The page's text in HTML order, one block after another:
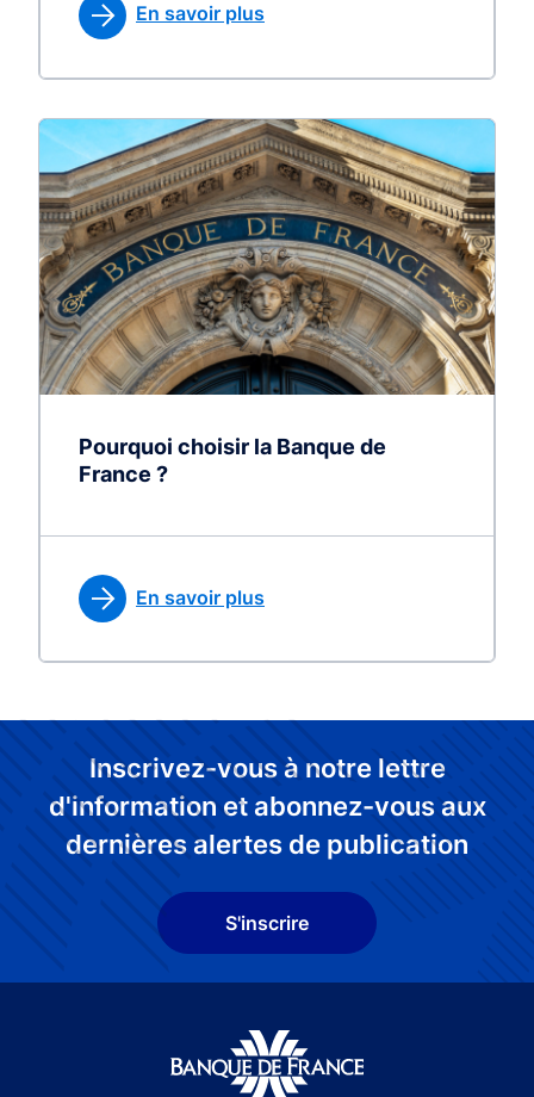
En savoir plus
Pourquoi choisir la Banque de
France ?
En savoir plus
Inscrivez-vous à notre lettre
d'information et abonnez-vous aux
dernières alertes de publication
S'inscrire